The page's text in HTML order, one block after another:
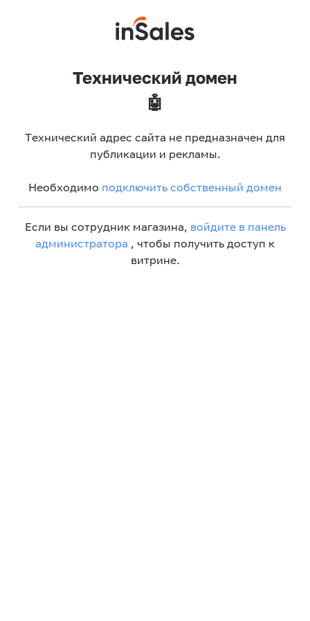
Технический домен
🤖
Технический адрес сайта не предназначен для
публикации и рекламы.
Необходимо подключить собственный домен
Если вы сотрудник магазина, войдите в панель
администратора , чтобы получить доступ к
витрине.